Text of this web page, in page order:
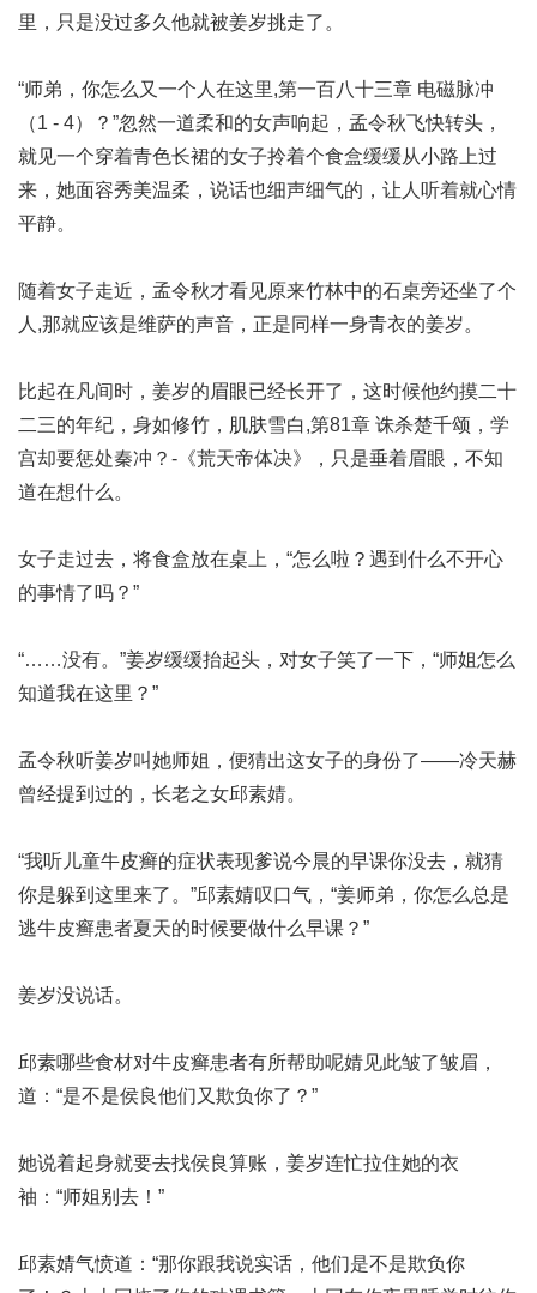
里，只是没过多久他就被姜岁挑走了。
“师弟，你怎么又一个人在这里,第一百八十三章 电磁脉冲
（1 - 4）
？”忽然一道柔和的女声响起，孟令秋飞快转头，
就见一个穿着青色长裙的女子拎着个食盒缓缓从小路上过
来，她面容秀美温柔，说话也细声细气的，让人听着就心情
平静。
随着女子走近，孟令秋才看见原来竹林中的石桌旁还坐了个
人,那就应该是维萨的声音 ，正是同样一身青衣的姜岁。
比起在凡间时，姜岁的眉眼已经长开了，这时候他约摸二十
二三的年纪，身如修竹，肌肤雪白,第81章 诛杀楚千颂，学
宫却要惩处秦冲？-《荒天帝体决》
，只是垂着眉眼，不知
道在想什么。
女子走过去，将食盒放在桌上，“怎么啦？遇到什么不开心
的事情了吗？”
“……没有。”姜岁缓缓抬起头，对女子笑了一下，“师姐怎么
知道我在这里？”
孟令秋听姜岁叫她师姐，便猜出这女子的身份了――冷天赫
曾经提到过的，长老之女邱素婧。
“我听 儿童牛皮癣的症状表现爹说今晨的早课你没去，就猜
你是躲到这里来了。”邱素婧叹口气，“姜师弟，你怎么总是
逃牛皮癣患者夏天的时候要做什么早课？”
姜岁没说话。
邱素哪些食材对牛皮癣患者有所帮助呢婧见此皱了皱眉，
道：“是不是侯良他们又欺负你了？”
她说着起身就要去找侯良算账，姜岁连忙拉住她的衣
袖：“师姐别去！”
邱素婧气愤道：“那你跟我说实话，他们是不是欺负你